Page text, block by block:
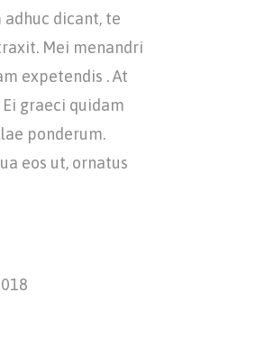
adhuc dicant, te
Mei menandri
expetendis . At
graeci quidam
ponderum.
eos ut, ornatus